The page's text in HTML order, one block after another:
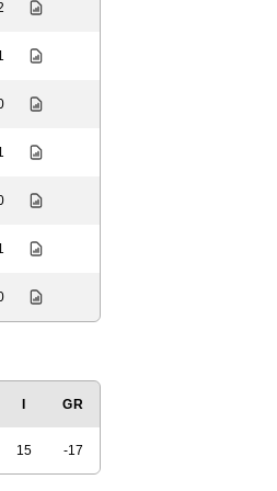
GR
15 -17